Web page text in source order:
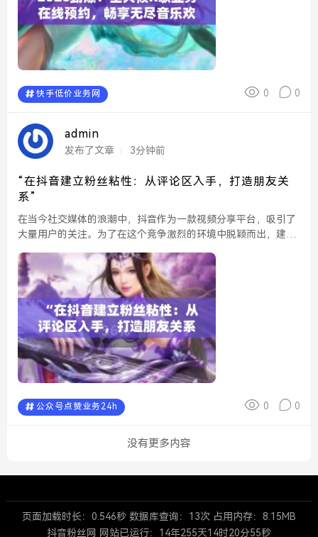
快手低价业务网 0 0
admin
发布了文章 3分钟前
“在抖音建立粉丝粘性：从评论区入手，打造朋友关
系”
在当今社交媒体的浪潮中，抖音作为一款视频分享平台，吸引了
大量用户的关注。为了在这个竞争激烈的环境中脱颖而出，建立
所，通过它可以有效地增强与粉丝之间的情感联系，进而构建良
好...
公众号点赞业务24h 0 0
没有更多内容
页面加载时长：0.546秒 数据库查询：13次 占用内存：8.15MB
抖音粉丝网 网站已运行： 14年255天14时20分55秒